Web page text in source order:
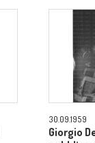
30.09.1959
Giorgio